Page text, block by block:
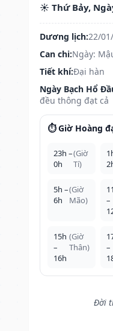
☀️ Thứ Bảy,
Dương lịch:22/
Can chi:Ngày:
Tiết khí:Đại hàn
Ngày Bạch Hổ
đều thông đạt cả
⏱️ Giờ Hoàng
23h –
0h
(Giờ
Tí)
5h –
6h
(Giờ
Mão)
–
15h
–
16h
(Giờ
Thân)
–
Đời